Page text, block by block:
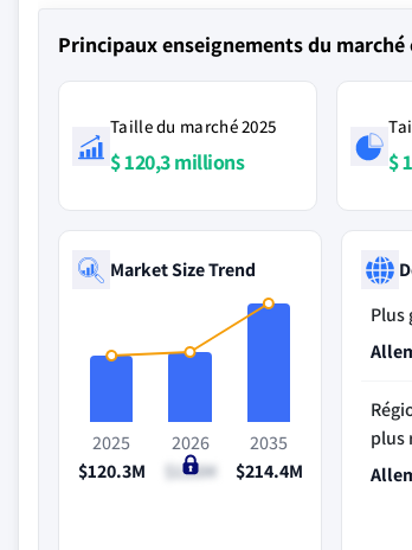
Principaux enseignements du
Taille du marché 2025
$ 120,3 millions $
Market Size Trend
2025
$120.3M
2026
$126M
2035
$214.4M
Plus
plus